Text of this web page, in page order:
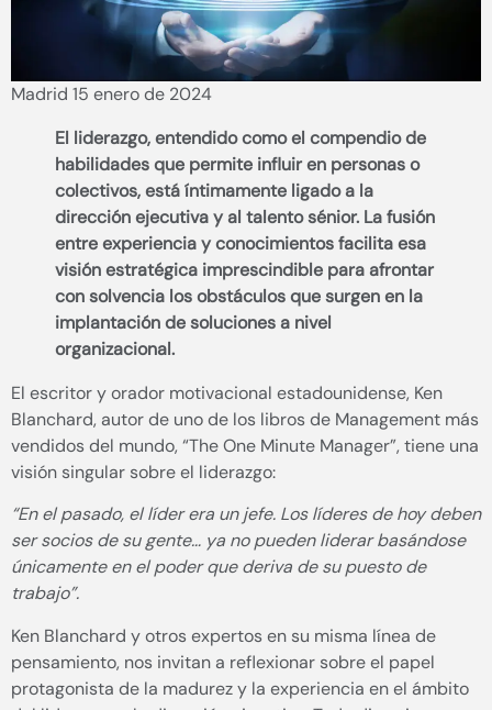
Madrid 15 enero de 2024
El liderazgo, entendido como el compendio de
habilidades que permite influir en personas o
colectivos, está íntimamente ligado a la
dirección ejecutiva y al talento sénior. La fusión
entre experiencia y conocimientos facilita esa
visión estratégica imprescindible para afrontar
con solvencia los obstáculos que surgen en la
implantación de soluciones a nivel
organizacional.
El escritor y orador motivacional estadounidense, Ken
Blanchard, autor de uno de los libros de Management más
vendidos del mundo, “The One Minute Manager”, tiene una
visión singular sobre el liderazgo:
“En el pasado, el líder era un jefe. Los líderes de hoy deben
ser socios de su gente… ya no pueden liderar basándose
únicamente en el poder que deriva de su puesto de
trabajo”.
Ken Blanchard y otros expertos en su misma línea de
pensamiento, nos invitan a reflexionar sobre el papel
protagonista de la madurez y la experiencia en el ámbito